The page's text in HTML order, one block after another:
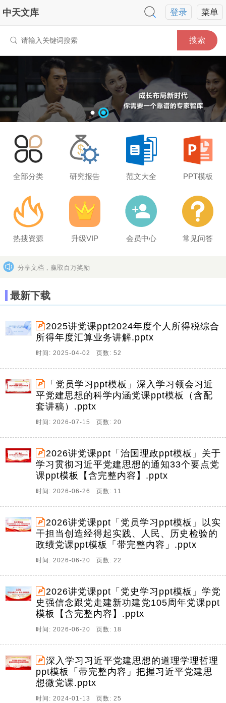
菜单
登录
中天文库
搜索
全部分类 研究报告 范文大全 PPT模板
热搜资源 升级VIP 会员中心 常见问答
分享文档，赢取百万奖励
最新下载
2025讲党课ppt2024年度个人所得税综合
所得年度汇算业务讲解.pptx
时间: 2025-04-02 页数: 52
「党员学习ppt模板」深入学习领会习近
平党建思想的科学内涵党课ppt模板（含配
套讲稿）.pptx
时间: 2026-07-15 页数: 20
2026讲党课ppt「治国理政ppt模板」关于
学习贯彻习近平党建思想的通知33个要点党
课ppt模板【含完整内容】.pptx
时间: 2026-06-26 页数: 11
2026讲党课ppt「党员学习ppt模板」以实
干担当创造经得起实践、人民、历史检验的
政绩党课ppt模板「带完整内容」.pptx
时间: 2026-06-20 页数: 22
2026讲党课ppt「党史学习ppt模板」学党
史强信念跟党走建新功建党105周年党课ppt
模板【含完整内容】.pptx
时间: 2026-06-20 页数: 18
深入学习习近平党建思想的道理学理哲理
ppt模板「带完整内容」把握习近平党建思
想微党课.pptx
时间: 2024-01-13 页数: 25